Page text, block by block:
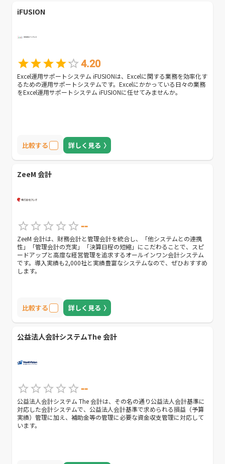
iFUSION
4.20
Excel運用サポートシステム iFUSIONは、Excelに関する業務を効率化す
るための運用サポートシステムです。Excelにかかっている日々の業務
をExcel運用サポートシステム iFUSIONに任せてみませんか。
比較する 詳しく見る
ZeeM 会計
--
ZeeM 会計は、財務会計と管理会計を統合し、「他システムとの連携
性」「管理会計の充実」「決算日程の短縮」にこだわることで、スピ
ードアップと高度な経営管理を追求するオールインワン会計システム
です。導入実績も2,000社と実績豊富なシステムなので、ぜひおすすめ
します。
比較する 詳しく見る
公益法人会計システムThe 会計
--
公益法人会計システム The 会計は、その名の通り公益法人会計基準に
対応した会計システムで、公益法人会計基準で求められる損益（予算
実績）管理に加え、補助金等の管理に必要な資金収支管理に対応して
います。